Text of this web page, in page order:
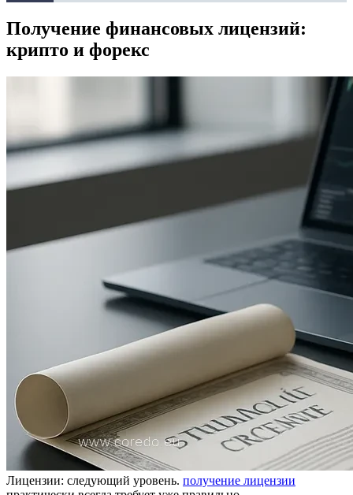
Получение финансовых лицензий:
крипто и форекс
Лицензии: следующий уровень. получение лицензии